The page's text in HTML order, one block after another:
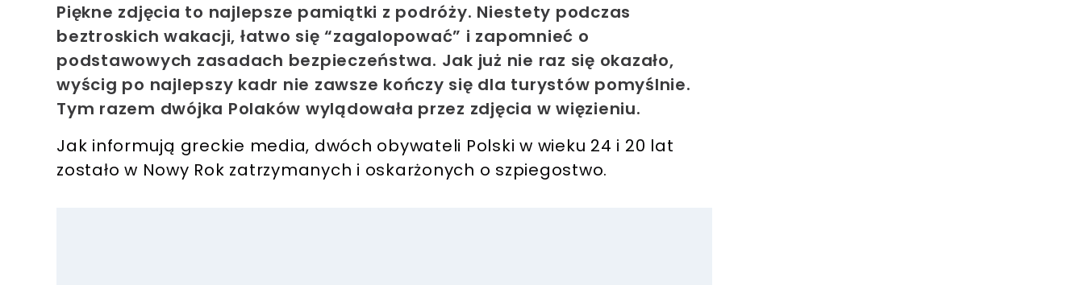
Piękne zdjęcia to najlepsze pamiątki z podróży. Niestety podczas
beztroskich wakacji, łatwo się “zagalopować” i zapomnieć o
podstawowych zasadach bezpieczeństwa. Jak już nie raz się okazało,
wyścig po najlepszy kadr nie zawsze kończy się dla turystów pomyślnie.
Tym razem dwójka Polaków wylądowała przez zdjęcia w więzieniu.
Jak informują greckie media, dwóch obywateli Polski w wieku 24 i 20 lat
zostało w Nowy Rok zatrzymanych i oskarżonych o szpiegostwo.